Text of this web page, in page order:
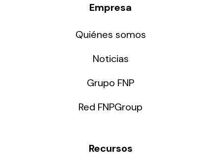
Empresa
Quiénes somos
Noticias
Grupo FNP
Red FNPGroup
Recursos